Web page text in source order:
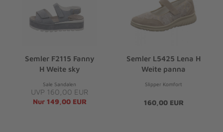
Semler F2115 Fanny
H Weite sky
Sale Sandalen
UVP 160,00 EUR
Nur 149,00 EUR
Semler L5425 Lena H
Weite panna
Slipper Komfort
160,00 EUR